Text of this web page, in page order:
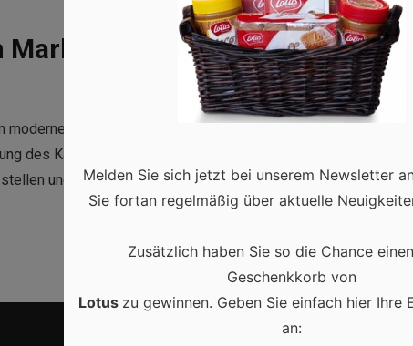
Marketing-Trends des Jahres
Business, die sich am schnellsten weiterentwickeln.
des Käuferverhaltens zwingen die Marketing-Spezialisten
und gegebenenfalls den Kurs zu ändern. … Read more
Melden Sie sich jetzt bei unserem Newsletter
Sie fortan regelmäßig über aktuelle
Zusätzlich haben Sie so die Chance
Geschenkkorb von
Lotus zu gewinnen. Geben Sie einfach hier Ihre
an: